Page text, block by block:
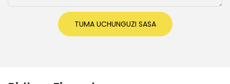
TUMA UCHUNGUZI SASA